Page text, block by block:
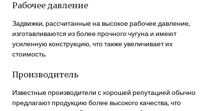
Рабочее давление
Задвижки, рассчитанные на высокое рабочее давление,
изготавливаются из более прочного чугуна и имеют
усиленную конструкцию, что также увеличивает их
стоимость.
Производитель
Известные производители с хорошей репутацией обычно
предлагают продукцию более высокого качества, что